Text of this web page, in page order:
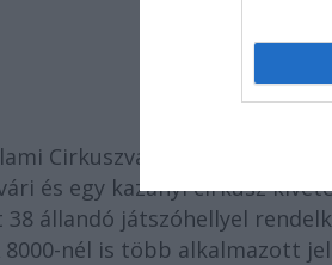
Cirkuszvállalat 1992 óta
és egy kazanyi cirkusz
38 állandó játszóhellyel
nél is több alkalmazott